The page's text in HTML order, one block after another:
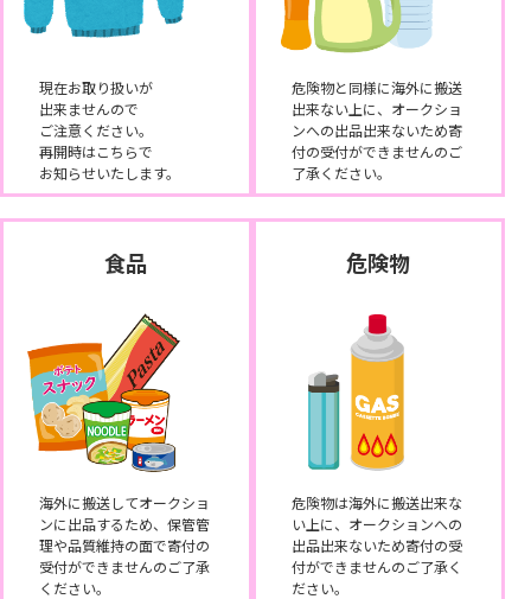
現在お取り扱いが
出来ませんので
ご注意ください。
再開時はこちらで
お知らせいたします。
危険物と同様に海外に搬送
出来ない上に、オークショ
ンへの出品出来ないため寄
付の受付ができませんのご
了承ください。
食品
海外に搬送してオークショ
ンに出品するため、保管管
理や品質維持の面で寄付の
受付ができませんのご了承
ください。
危険物
危険物は海外に搬送出来な
い上に、オークションへの
出品出来ないため寄付の受
付ができませんのご了承く
ださい。